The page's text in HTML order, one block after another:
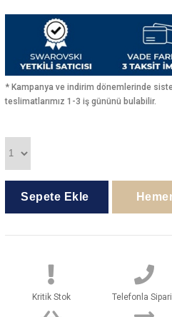
* Kampanya ve indirim dönemlerinde
teslimatlarımız 1-3 iş gününü bulabilir.
Kritik Stok Telefonla